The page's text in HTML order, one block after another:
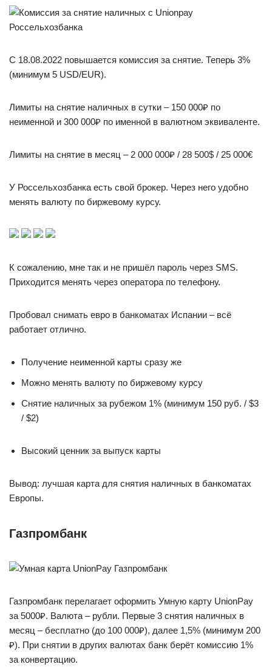
C 18.08.2022 повышается комиссия за снятие. Теперь 3%
(минимум 5 USD/EUR).
Лимиты на снятие наличных в сутки – 150 000₽ по
неименной и 300 000₽ по именной в валютном эквиваленте.
Лимиты на снятие в месяц – 2 000 000₽ / 28 500$ / 25 000€
У Россельхозбанка есть свой брокер. Через него удобно
менять валюту по биржевому курсу.
К сожалению, мне так и не пришёл пароль через SMS.
Приходится менять через оператора по телефону.
Пробовал снимать евро в банкоматах Испании – всё
работает отлично.
Получение неименной карты сразу же
Можно менять валюту по биржевому курсу
Снятие наличных за рубежом 1% (минимум 150 руб. / $3
/ $2)
Высокий ценник за выпуск карты
Вывод: лучшая карта для снятия наличных в банкоматах
Европы.
Газпромбанк
Газпромбанк перелагает оформить Умную карту UnionPay
за 5000₽. Валюта – рубли. Первые 3 снятия наличных в
месяц – бесплатно (до 100 000₽), далее 1,5% (минимум 200
₽). При снятии в других валютах банк берёт комиссию 1%
за конвертацию.